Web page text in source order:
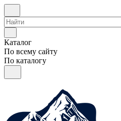
Каталог
По всему сайту
По каталогу